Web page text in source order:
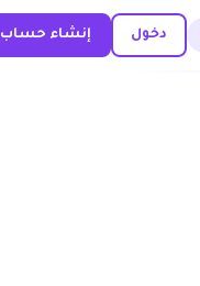
دخول إنشاء حساب